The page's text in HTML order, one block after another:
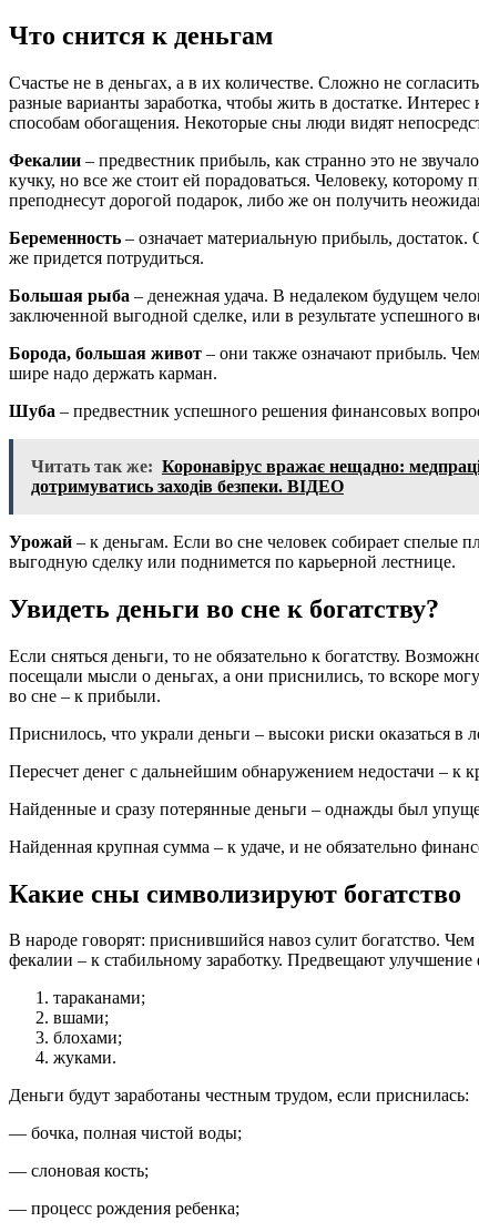
Что снится к деньгам
Счастье не в деньгах, а в их количестве. Сложно не
разные варианты заработка, чтобы жить в достатке.
способам обогащения. Некоторые сны люди видят
Фекалии – предвестник прибыль, как странно это не
кучку, но все же стоит ей порадоваться. Человеку,
преподнесут дорогой подарок, либо же он получить
Беременность – означает материальную прибыль, достаток.
же придется потрудиться.
Большая рыба – денежная удача. В недалеком будущем
заключенной выгодной сделке, или в результате успешного
Борода, большая живот – они также означают прибыль.
шире надо держать карман.
Шуба – предвестник успешного решения финансовых
Читать так же: Коронавірус вражає нещадно:
дотримуватись заходів безпеки. ВІДЕО
Урожай – к деньгам. Если во сне человек собирает спелые
выгодную сделку или поднимется по карьерной лестнице.
Увидеть деньги во сне к богатству?
Если сняться деньги, то не обязательно к богатству.
посещали мысли о деньгах, а они приснились, то вскоре
во сне – к прибыли.
Приснилось, что украли деньги – высоки риски оказаться в
Пересчет денег с дальнейшим обнаружением недостачи – к
Найденные и сразу потерянные деньги – однажды был
Найденная крупная сумма – к удаче, и не обязательно
Какие сны символизируют богатство
В народе говорят: приснившийся навоз сулит богатство.
фекалии – к стабильному заработку. Предвещают
тараканами;
вшами;
блохами;
жуками.
Деньги будут заработаны честным трудом, если приснилась:
— бочка, полная чистой воды;
— слоновая кость;
— процесс рождения ребенка;